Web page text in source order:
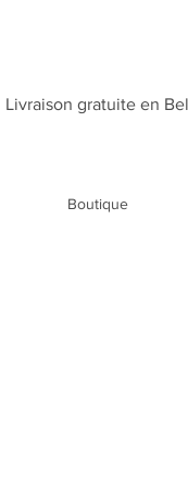
Livraison gratuite en
Boutique